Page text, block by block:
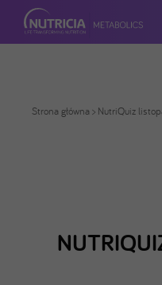
Strona główna > NutriQuiz